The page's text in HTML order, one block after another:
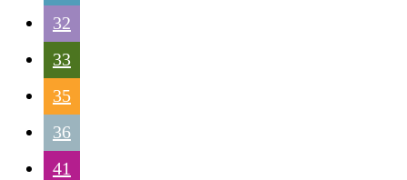
32
33
35
36
41